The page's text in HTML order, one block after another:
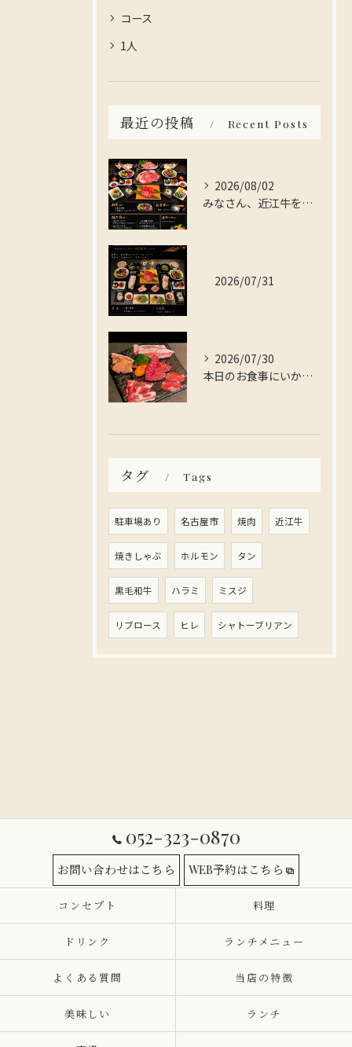
コース
1人
最近の投稿 Recent Posts
2026/08/02
みなさん、近江牛を存分に楽しんでみませんか？
2026/07/31
2026/07/30
本日のお食事にいかがですか？
タグ Tags
駐車場あり 名古屋市 焼肉 近江牛
焼きしゃぶ ホルモン タン
黒毛和牛 ハラミ ミスジ
リブロース ヒレ シャトーブリアン
052-323-0870
お問い合わせはこちら WEB予約はこちら
コンセプト 料理
ドリンク ランチメニュー
よくある質問 当店の特徴
美味しい ランチ